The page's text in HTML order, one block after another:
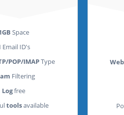
Space
Email ID's
POP/IMAPType
Filtering
Logfree
toolsavailable